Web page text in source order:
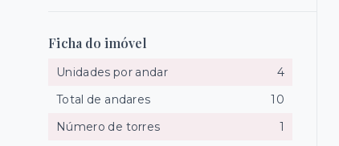
Ficha do imóvel
Unidades por andar
4
Total de andares
10
Número de torres
1